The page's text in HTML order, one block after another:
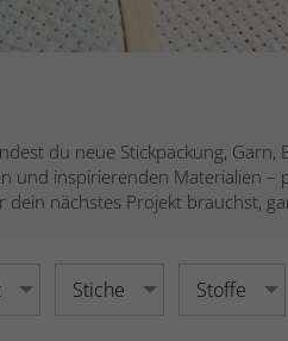
du neue Stickpackung,
und inspirierenden Materialien
nächstes Projekt brauchst,
Stiche Stoffe